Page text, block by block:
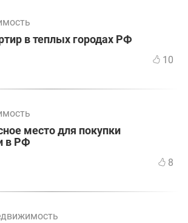
в теплых городах РФ
10
место для покупки
в РФ
8